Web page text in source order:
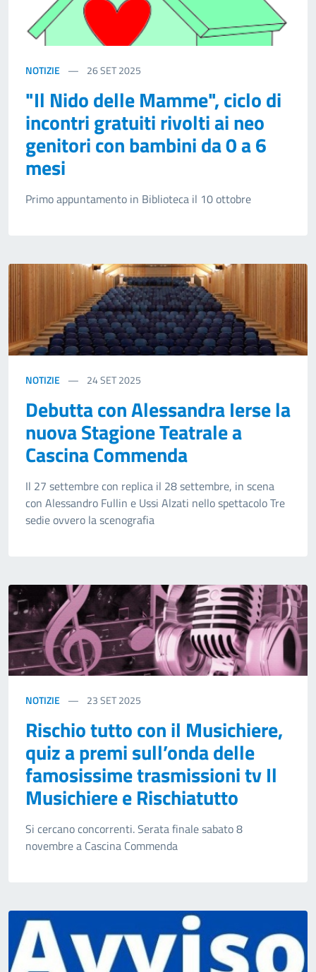
NOTIZIE 26SET 2025
"Il Nido delle Mamme", ciclo di
incontri gratuiti rivolti ai neo
genitori con bambini da 0 a 6
mesi
Primo appuntamento in Biblioteca il 10 ottobre
NOTIZIE 24SET 2025
Debutta con Alessandra Ierse la
nuova Stagione Teatrale a
Cascina Commenda
Il 27 settembre con replica il 28 settembre, in scena
con Alessandro Fullin e Ussi Alzati nello spettacolo Tre
sedie ovvero la scenografia
NOTIZIE 23SET 2025
Rischio tutto con il Musichiere,
quiz a premi sull’onda delle
famosissime trasmissioni tv Il
Musichiere e Rischiatutto
Si cercano concorrenti. Serata finale sabato 8
novembre a Cascina Commenda